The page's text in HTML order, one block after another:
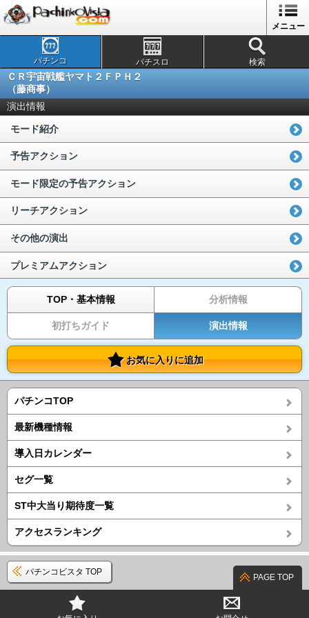
メニュー
パチンコ パチスロ 検索
ＣＲ宇宙戦艦ヤマト２ＦＰＨ２
（藤商事）
演出情報
モード紹介
予告アクション
モード限定の予告アクション
リーチアクション
その他の演出
プレミアムアクション
TOP・基本情報 分析情報
初打ちガイド 演出情報
お気に入りに追加
パチンコTOP
最新機種情報
導入日カレンダー
セグ一覧
ST中大当り期待度一覧
アクセスランキング
パチンコビスタ TOP
PAGE TOP